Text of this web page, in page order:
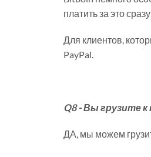
платить за это
Для клиентов,
PayPal.
Q8 -Вы грузите к
ДА, мы можем